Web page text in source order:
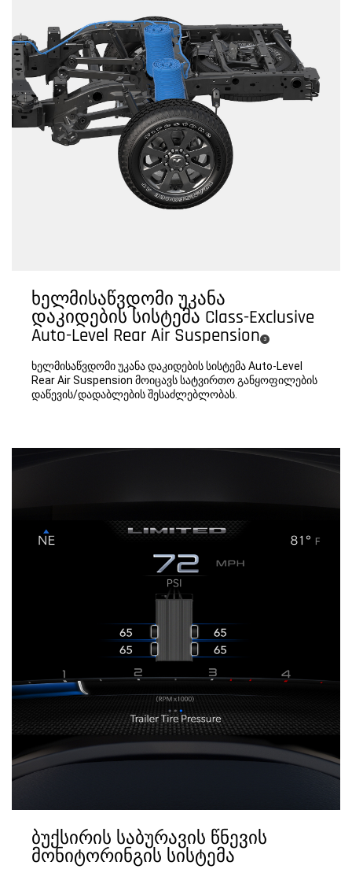
ხელმისაწვდომი უკანა
დაკიდების სისტემა Class-Exclusive
Auto-Level Rear Air Suspension (
Disclosure
3)
ხელმისაწვდომი უკანა დაკიდების სისტემა Auto-Level
Rear Air Suspension მოიცავს სატვირთო განყოფილების
დაწევის/დადაბლების შესაძლებლობას.
ბუქსირის საბურავის წნევის
მონიტორინგის სისტემა